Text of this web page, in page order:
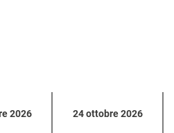
2026 24 ottobre 2026